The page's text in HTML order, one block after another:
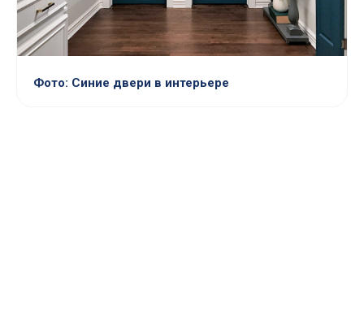
Фото: Синие двери в интерьере